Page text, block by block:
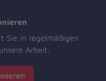
Sie in regelmäßigen
Arbeit.